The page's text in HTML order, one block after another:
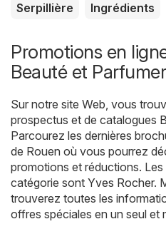
Serpillière
Ingrédients
Promotions en
Beauté et
Sur notre site Web, vous
prospectus et de catalogues
Parcourez les dernières
de Rouen où vous pourrez
promotions et réductions.
catégorie sont Yves Rocher.
trouverez toutes les
offres spéciales en un seul et